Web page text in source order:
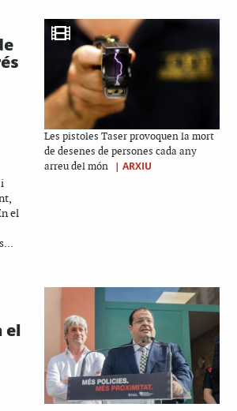
el
Les pistoles Taser provoquen la mort
de desenes de persones cada any
arreu del món
| ARXIU
el